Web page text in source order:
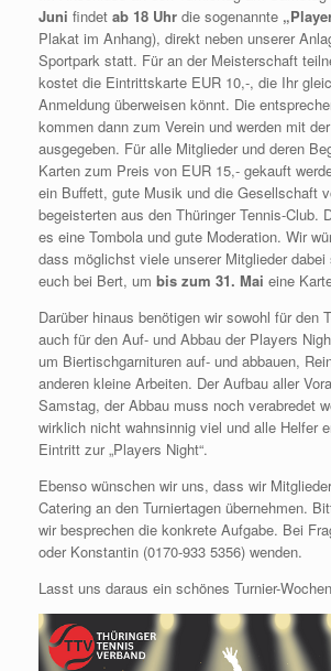
Juni findet ab 18 Uhr die sogenannte
Plakat im Anhang), direkt neben unserer
Sportpark statt. Für an der Meisterschaft
kostet die Eintrittskarte EUR 10,-, die Ihr
Anmeldung überweisen könnt. Die
kommen dann zum Verein und werden mit
ausgegeben. Für alle Mitglieder und deren
Karten zum Preis von EUR 15,- gekauft
ein Buffett, gute Musik und die Gesellschaft
begeisterten aus den Thüringer Tennis-Club.
es eine Tombola und gute Moderation. Wir
dass möglichst viele unserer Mitglieder
euch bei Bert, um bis zum 31. Mai eine
Darüber hinaus benötigen wir sowohl für den
auch für den Auf- und Abbau der Players
um Biertischgarnituren auf- und abbauen,
anderen kleine Arbeiten. Der Aufbau aller
Samstag, der Abbau muss noch verabredet
wirklich nicht wahnsinnig viel und alle Helfer
Eintritt zur „Players Night“.
Ebenso wünschen wir uns, dass wir
Catering an den Turniertagen übernehmen.
wir besprechen die konkrete Aufgabe. Bei
oder Konstantin (0170-933 5356) wenden.
Lasst uns daraus ein schönes Turnier-